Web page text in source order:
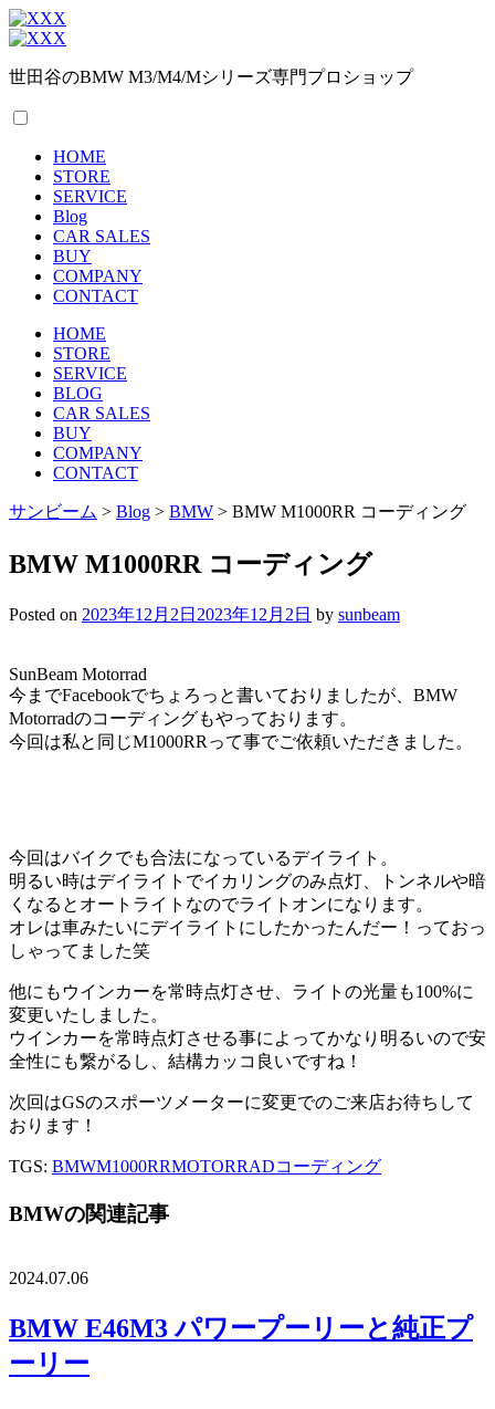
世田谷のBMW M3/M4/Mシリーズ専門プロショップ
HOME
STORE
SERVICE
Blog
CAR SALES
BUY
COMPANY
CONTACT
HOME
STORE
SERVICE
BLOG
CAR SALES
BUY
COMPANY
CONTACT
サンビーム > Blog > BMW > BMW M1000RR コーディング
BMW M1000RR コーディング
Posted on 2023年12月2日 2023年12月2日 by sunbeam
SunBeam Motorrad
今までFacebookでちょろっと書いておりましたが、BMW
Motorradのコーディングもやっております。
今回は私と同じM1000RRって事でご依頼いただきました。
今回はバイクでも合法になっているデイライト。
明るい時はデイライトでイカリングのみ点灯、トンネルや暗
くなるとオートライトなのでライトオンになります。
オレは車みたいにデイライトにしたかったんだー！っておっ
しゃってました笑
他にもウインカーを常時点灯させ、ライトの光量も100%に
変更いたしました。
ウインカーを常時点灯させる事によってかなり明るいので安
全性にも繋がるし、結構カッコ良いですね！
次回はGSのスポーツメーターに変更でのご来店お待ちして
おります！
TGS: BMWM1000RRMOTORRADコーディング
BMWの関連記事
2024.07.06
BMW E46M3 パワープーリーと純正プ
ーリー